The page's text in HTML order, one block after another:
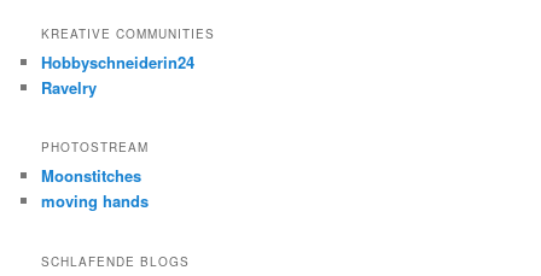
KREATIVE COMMUNITIES
Hobbyschneiderin24
Ravelry
PHOTOSTREAM
Moonstitches
moving hands
SCHLAFENDE BLOGS